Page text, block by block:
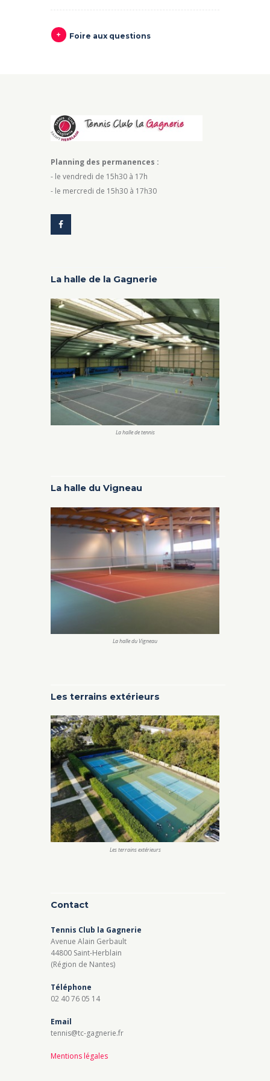
Foire aux questions
Planning des permanences :
- le vendredi de 15h30 à 17h
- le mercredi de 15h30 à 17h30
La halle de la Gagnerie
La halle de tennis
La halle du Vigneau
La halle du Vigneau
Les terrains extérieurs
Les terrains extérieurs
Contact
Tennis Club la Gagnerie
Avenue Alain Gerbault
44800 Saint-Herblain
(Région de Nantes)
Téléphone
02 40 76 05 14
Email
tennis@tc-gagnerie.fr
Mentions légales